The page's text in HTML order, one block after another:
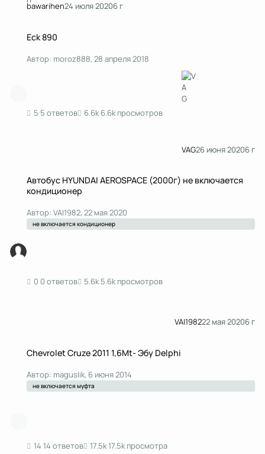
bawarihen24 июля 20206 г
Eck 890
Автор: moroz888, 28 апреля 2018
5 ответов 6.6k просмотров
VAG26 июня 20206 г
Автобус HYUNDAI AEROSPACE (2000г) не включается
кондиционер
Автор: VAI1982, 22 мая 2020
не включается кондиционер
0 ответов 5.6k просмотров
VAI198222 мая 20206 г
Chevrolet Cruze 2011 1,6Mt- Эбу Delphi
Автор: maguslik, 6 июня 2014
не включается муфта
14 ответов 17.5k просмотра